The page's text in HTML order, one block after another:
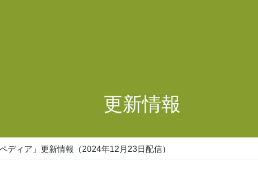
更新情報
ディア」更新情報（2024年12月23日配信）